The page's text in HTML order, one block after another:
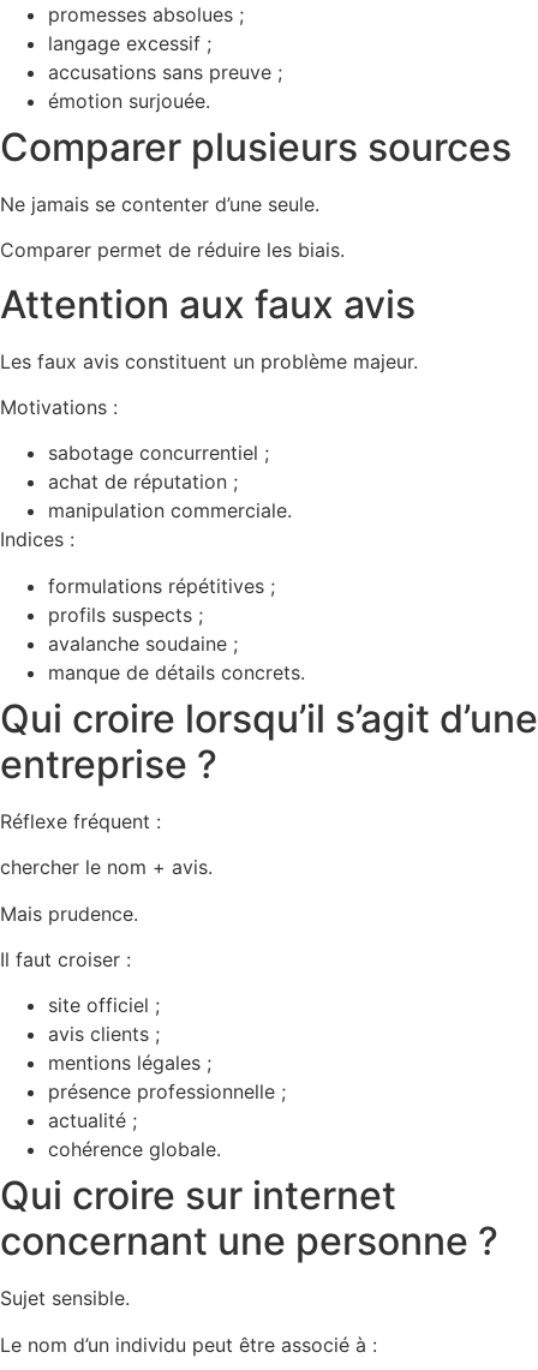
promesses absolues ;
langage excessif ;
accusations sans preuve ;
émotion surjouée.
Comparer plusieurs sources
Ne jamais se contenter d’une seule.
Comparer permet de réduire les biais.
Attention aux faux avis
Les faux avis constituent un problème majeur.
Motivations :
sabotage concurrentiel ;
achat de réputation ;
manipulation commerciale.
Indices :
formulations répétitives ;
profils suspects ;
avalanche soudaine ;
manque de détails concrets.
Qui croire lorsqu’il s’agit d’une
entreprise ?
Réflexe fréquent :
chercher le nom + avis.
Mais prudence.
Il faut croiser :
site officiel ;
avis clients ;
mentions légales ;
présence professionnelle ;
actualité ;
cohérence globale.
Qui croire sur internet
concernant une personne ?
Sujet sensible.
Le nom d’un individu peut être associé à :